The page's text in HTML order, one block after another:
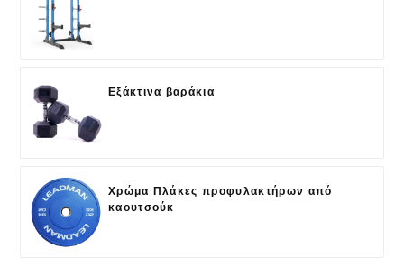
Εξάκτινα βαράκια
Χρώμα Πλάκες προφυλακτήρων από
καουτσούκ